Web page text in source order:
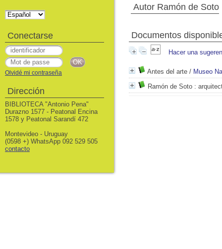
Autor Ramón de Soto
Documentos
Hacer una
Antes del arte / Museo
Ramón de Soto :
Conectarse
Olvidé mi contraseña
Dirección
BIBLIOTECA "Antonio Pena"
Durazno 1577 - Peatonal Encina
1578 y Peatonal Sarandí 472
Montevideo - Uruguay
(0598 +) WhatsApp 092 529 505
contacto